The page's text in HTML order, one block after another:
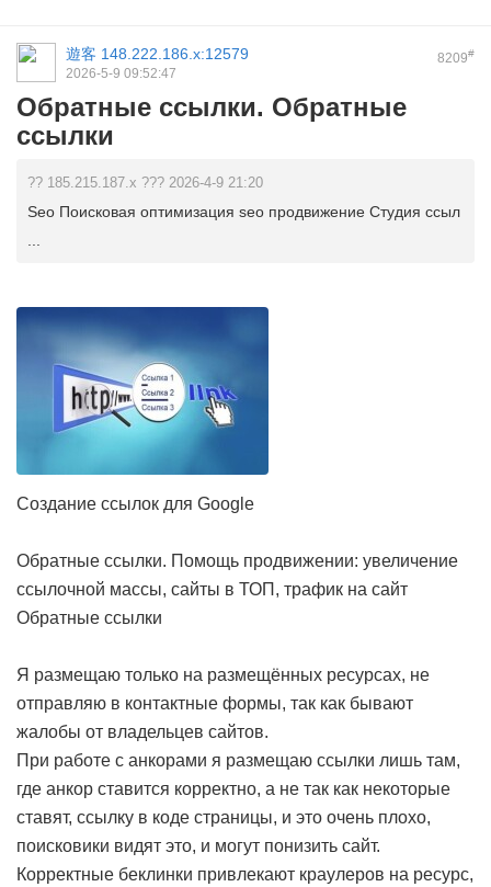
8209#
遊客 148.222.186.x:12579
2026-5-9 09:52:47
Обратные ссылки. Обратные
ссылки
?? 185.215.187.x ??? 2026-4-9 21:20
Seo Поисковая оптимизация seo продвижение Студия ссыл
Создание ссылок для Google
Обратные ссылки. Помощь продвижении: увеличение
ссылочной массы, сайты в ТОП, трафик на сайт
Обратные ссылки
Я размещаю только на размещённых ресурсах, не
отправляю в контактные формы, так как бывают
жалобы от владельцев сайтов.
При работе с анкорами я размещаю ссылки лишь там,
где анкор ставится корректно, а не так как некоторые
ставят, ссылку в коде страницы, и это очень плохо,
поисковики видят это, и могут понизить сайт.
Корректные беклинки привлекают краулеров на ресурс,